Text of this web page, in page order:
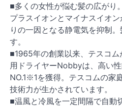
■多くの女性が悩む髪の広がり
プラスイオンとマイナスイオ
りの一因となる静電気を抑制
す。
■1965年の創業以来、テスコ
用ドライヤーNobbyは、高い
NO.1※1を獲得。テスコムの家
技術力が生かされています。
■温風と冷風を一定間隔で自動